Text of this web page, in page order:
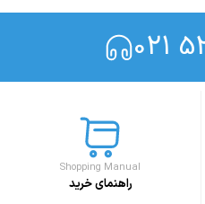
021
Shopping Manual
راهنمای خرید